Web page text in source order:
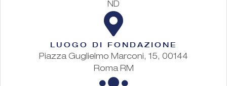
ND
LUOGO DI FONDAZIONE
Piazza Guglielmo Marconi, 15, 00144
Roma RM